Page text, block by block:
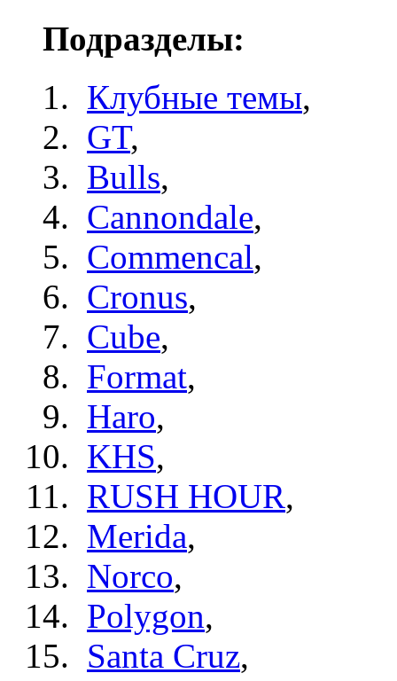
Подразделы:
Клубные темы,
GT,
Bulls,
Cannondale,
Commencal,
Cronus,
Cube,
Format,
Haro,
KHS,
RUSH HOUR,
Merida,
Norco,
Polygon,
Santa Cruz,